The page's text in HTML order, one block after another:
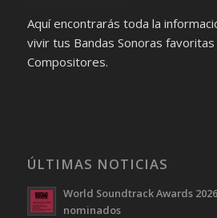
Aquí encontrarás toda la
vivir tus Bandas Sonoras
Compositores.
ÚLTIMAS NOTICIAS
World Soundtrack Awards
nominados